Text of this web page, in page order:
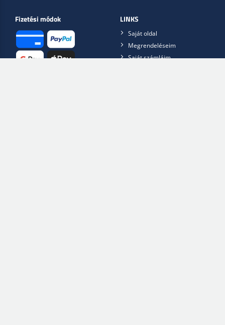
Fizetési módok LINKS
Saját oldal
Megrendeléseim
Saját számláim